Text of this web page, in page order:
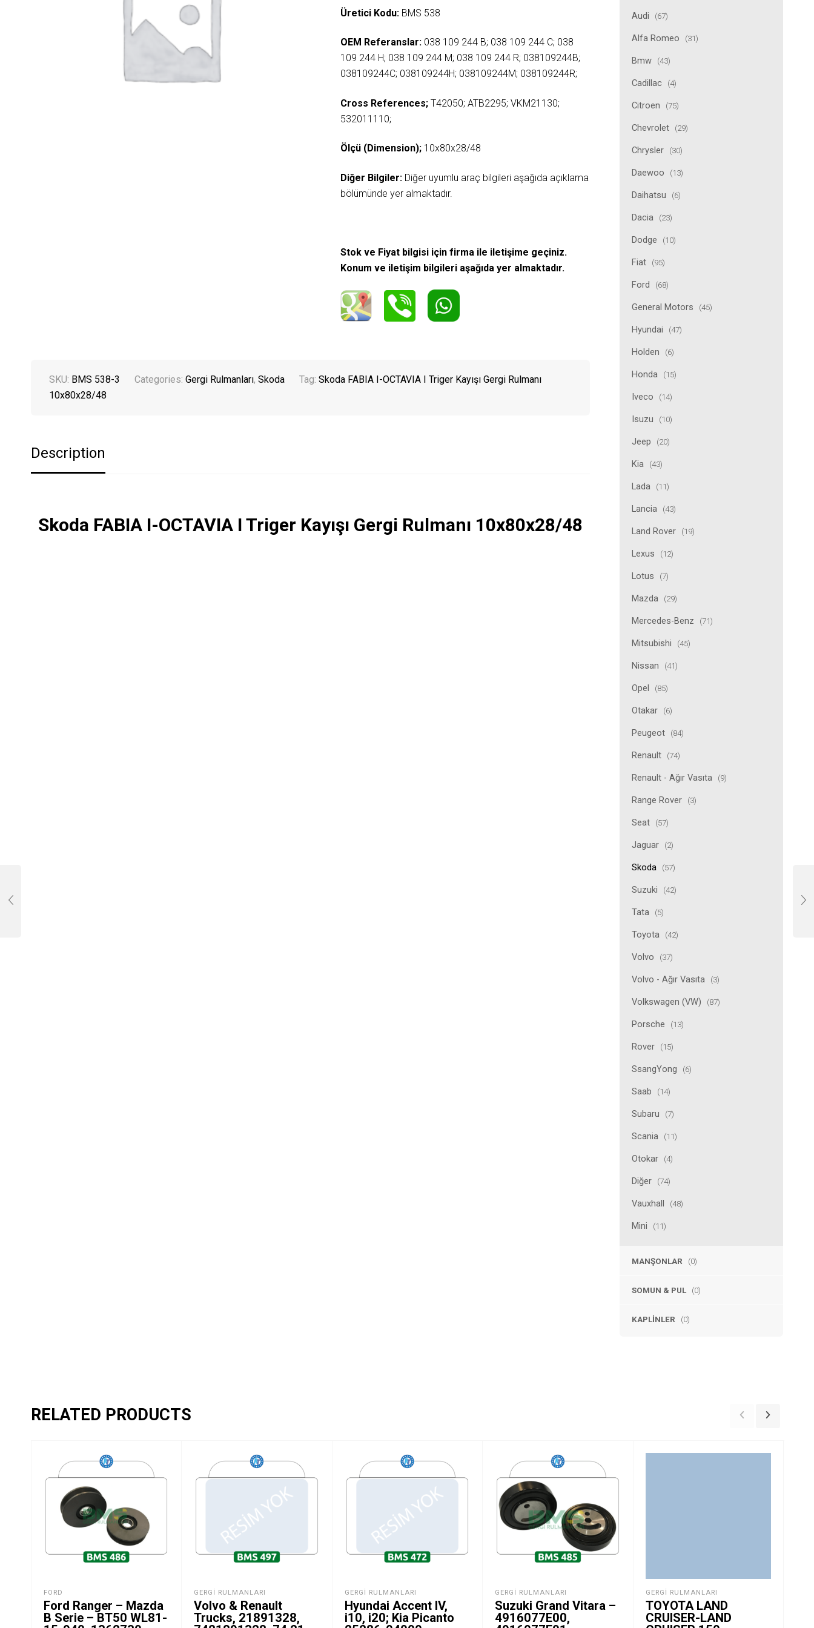
Audi (67)
Alfa Romeo (31)
Bmw (43)
Cadillac (4)
Citroen (75)
Chevrolet (29)
Chrysler (30)
Daewoo (13)
Daihatsu (6)
Dacia (23)
Dodge (10)
Fiat (95)
Ford (68)
General Motors (45)
Hyundai (47)
Holden (6)
Honda (15)
Iveco (14)
Isuzu (10)
Jeep (20)
Kia (43)
Lada (11)
Lancia (43)
Land Rover (19)
Lexus (12)
Lotus (7)
Mazda (29)
Mercedes-Benz (71)
Mitsubishi (45)
Nissan (41)
Opel (85)
Otakar (6)
Peugeot (84)
Renault (74)
Renault - Ağır Vasıta (9)
Range Rover (3)
Seat (57)
Jaguar (2)
Skoda (57)
Suzuki (42)
Tata (5)
Toyota (42)
Volvo (37)
Volvo - Ağır Vasıta (3)
Volkswagen (VW) (87)
Porsche (13)
Rover (15)
SsangYong (6)
Saab (14)
Subaru (7)
Scania (11)
Otokar (4)
Diğer (74)
Vauxhall (48)
Mini (11)
MANŞONLAR (0)
SOMUN & PUL (0)
KAPLINLER (0)
Üretici Kodu: BMS 538
OEM Referanslar: 038 109 244 B; 038 109 244 C; 038
109 244 H; 038 109 244 M; 038 109 244 R; 038109244B;
038109244C; 038109244H; 038109244M; 038109244R;
Cross References; T42050; ATB2295; VKM21130;
532011110;
Ölçü (Dimension); 10x80x28/48
Diğer Bilgiler: Diğer uyumlu araç bilgileri aşağıda açıklama
bölümünde yer almaktadır.
Stok ve Fiyat bilgisi için firma ile iletişime geçiniz.
Konum ve iletişim bilgileri aşağıda yer almaktadır.
SKU: BMS 538-3 Categories: Gergi Rulmanları, Skoda Tag: Skoda FABIA I-OCTAVIA I Triger Kayışı Gergi Rulmanı
10x80x28/48
Description
Skoda FABIA I-OCTAVIA I Triger Kayışı Gergi Rulmanı 10x80x28/48
RELATED PRODUCTS
FORD
Ford Ranger – Mazda
B Serie – BT50 WL81-
GERGI RULMANLARI
Volvo & Renault
Trucks, 21891328,
GERGI RULMANLARI
Hyundai Accent IV,
i10, i20; Kia Picanto
GERGI RULMANLARI
Suzuki Grand Vitara –
4916077E00,
GERGI RULMANLARI
TOYOTA LAND
CRUISER-LAND